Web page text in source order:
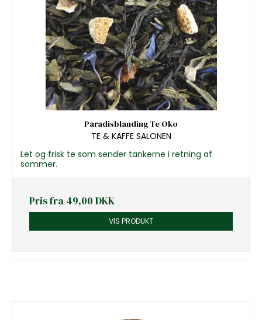
Paradisblanding Te Øko
TE & KAFFE SALONEN
Let og frisk te som sender tankerne i retning af
sommer.
Pris fra 49,00 DKK
VIS PRODUKT